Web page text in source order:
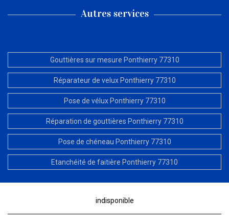
Autres services
Gouttières sur mesure Ponthierry 77310
Réparateur de velux Ponthierry 77310
Pose de vélux Ponthierry 77310
Réparation de gouttières Ponthierry 77310
Pose de chéneau Ponthierry 77310
Etanchéité de faitière Ponthierry 77310
indisponible